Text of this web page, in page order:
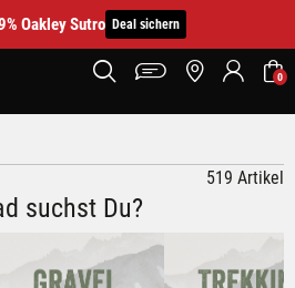
Oakley Sutro Deal sichern
0
519 Artikel
suchst Du?